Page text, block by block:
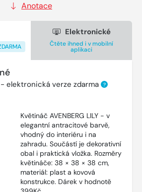
Anotace
Elektronické
Čtěte ihned i v mobilní
aplikaci
elektronická verze zdarma ?
Květináč AVENBERG LILY - v
elegantní antracitové barvě,
vhodný do interiéru i na
zahradu. Součástí je dekorativní
obal i praktická vložka. Rozměry
květináče: 38 × 38 × 38 cm,
materiál: plast a kovová
konstrukce. Dárek v hodnotě